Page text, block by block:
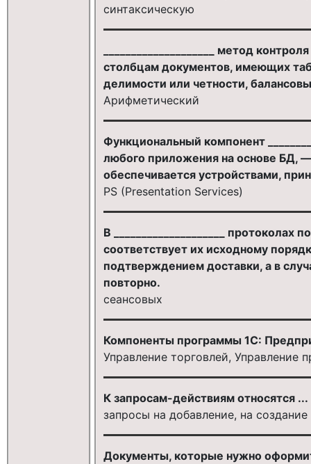
синтаксическую
____________________ метод
столбцам документов, имеющих
делимости или четности,
Арифметический
Функциональный компонент
любого приложения на основе БД,
обеспечивается устройствами,
PS (Presentation Services)
В ____________________
соответствует их исходному
подтверждением доставки, а в
повторно.
сеансовых
Компоненты программы 1С:
Управление торговлей, Управление
К запросам-действиям относятся ...
запросы на добавление, на
Документы, которые нужно